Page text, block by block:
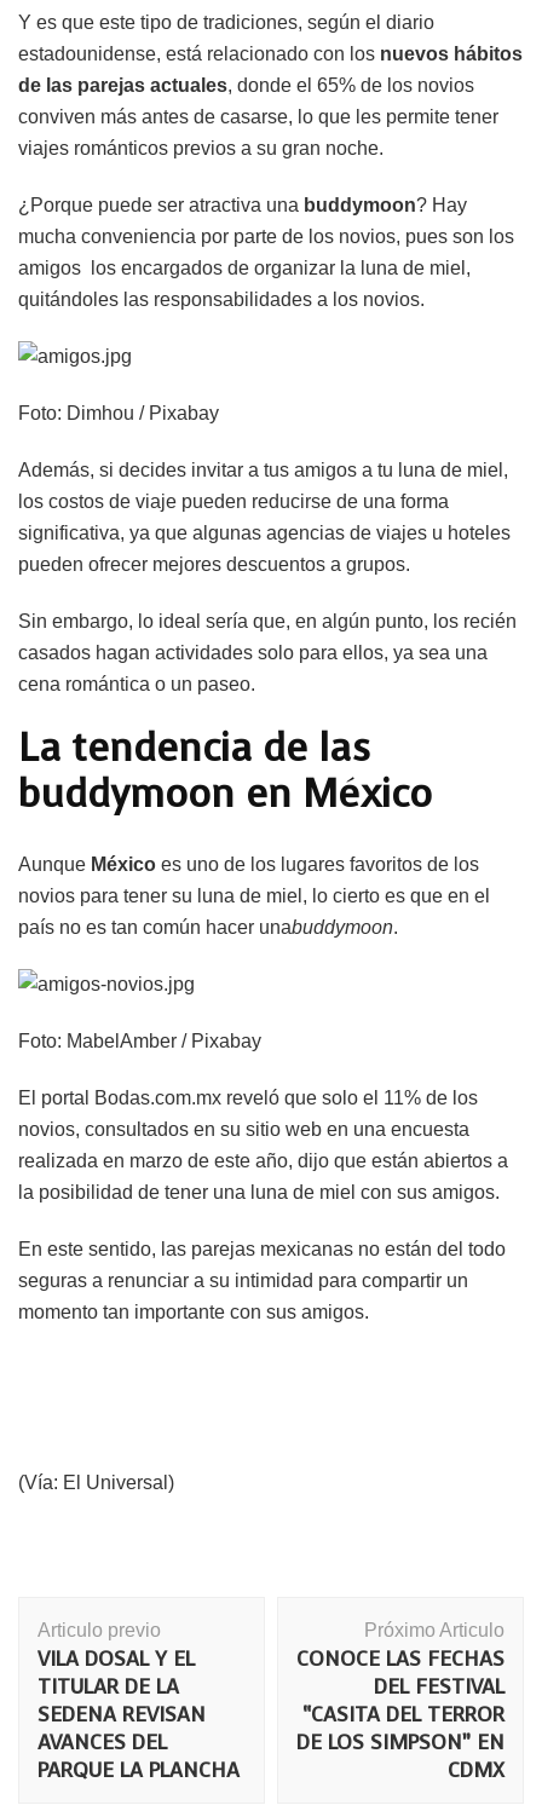
Y es que este tipo de tradiciones, según el diario
estadounidense, está relacionado con los nuevos hábitos
de las parejas actuales, donde el 65% de los novios
conviven más antes de casarse, lo que les permite tener
viajes románticos previos a su gran noche.
¿Porque puede ser atractiva una buddymoon? Hay
mucha conveniencia por parte de los novios, pues son los
amigos los encargados de organizar la luna de miel,
quitándoles las responsabilidades a los novios.
Foto: Dimhou / Pixabay
Además, si decides invitar a tus amigos a tu luna de miel,
los costos de viaje pueden reducirse de una forma
significativa, ya que algunas agencias de viajes u hoteles
pueden ofrecer mejores descuentos a grupos.
Sin embargo, lo ideal sería que, en algún punto, los recién
casados hagan actividades solo para ellos, ya sea una
cena romántica o un paseo.
La tendencia de las
buddymoon en México
Aunque México es uno de los lugares favoritos de los
novios para tener su luna de miel, lo cierto es que en el
país no es tan común hacer unabuddymoon.
Foto: MabelAmber / Pixabay
El portal Bodas.com.mx reveló que solo el 11% de los
novios, consultados en su sitio web en una encuesta
realizada en marzo de este año, dijo que están abiertos a
la posibilidad de tener una luna de miel con sus amigos.
En este sentido, las parejas mexicanas no están del todo
seguras a renunciar a su intimidad para compartir un
momento tan importante con sus amigos.
(Vía: El Universal)
de
publicación
Articulo previo
VILA DOSAL Y EL
TITULAR DE LA
SEDENA REVISAN
AVANCES DEL
PARQUE LA PLANCHA
Próximo Articulo
CONOCE LAS FECHAS
DEL FESTIVAL
“CASITA DEL TERROR
DE LOS SIMPSON” EN
CDMX